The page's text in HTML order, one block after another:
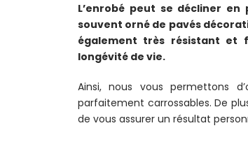
L’enrobé peut se décliner
souvent orné de pavés
également très résistant et
longévité de vie.
Ainsi, nous vous permettons
parfaitement carrossables. De
de vous assurer un résultat